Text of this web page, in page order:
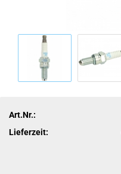
Art.Nr.:
Lieferzeit: